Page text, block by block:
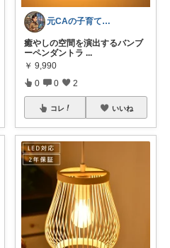
元CAの子育ておしゃれLife♡
癒やしの空間を演出するバンブ
ーペンダントラ ...
￥ 9,990
0 0 2
コレ いいね